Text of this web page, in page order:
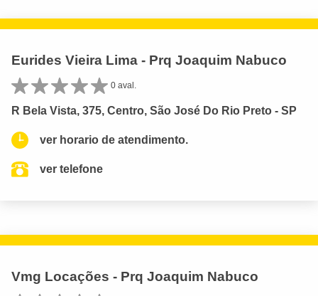
Eurides Vieira Lima - Prq Joaquim Nabuco
0 aval.
R Bela Vista, 375, Centro, São José Do Rio Preto - SP
ver horario de atendimento.
ver telefone
Vmg Locações - Prq Joaquim Nabuco